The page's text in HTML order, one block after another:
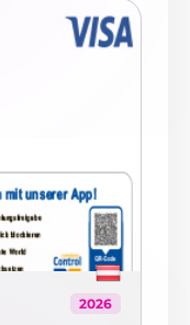
2026